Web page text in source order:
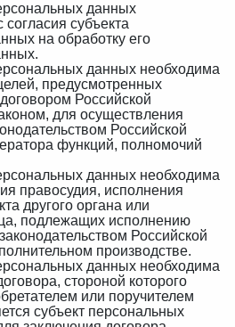
данных
субъекта
на обработку его
данных необходима
предусмотренных
Российской
для осуществления
Российской
функций, полномочий
данных необходима
правосудия, исполнения
другого органа или
подлежащих исполнению
Российской
производстве.
данных необходима
стороной которого
или поручителем
субъект персональных